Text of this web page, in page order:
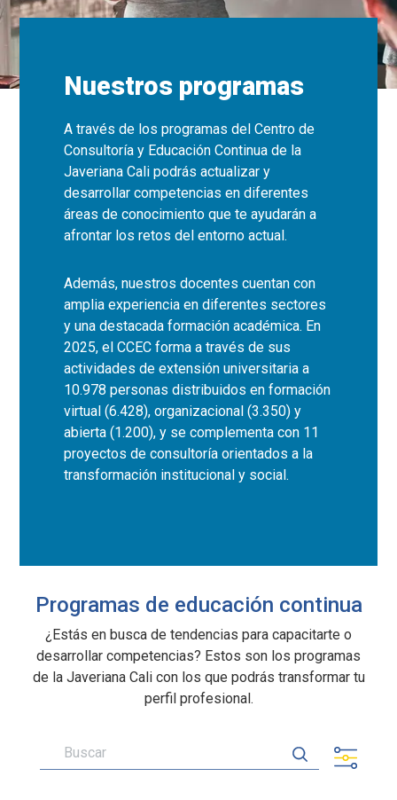
Nuestros programas
A través de los programas del Centro de
Consultoría y Educación Continua de la
Javeriana Cali podrás actualizar y
desarrollar competencias en diferentes
áreas de conocimiento que te ayudarán a
afrontar los retos del entorno actual.
Además, nuestros docentes cuentan con
amplia experiencia en diferentes sectores
y una destacada formación académica. En
2025, el CCEC forma a través de sus
actividades de extensión universitaria a
10.978 personas distribuidos en formación
virtual (6.428), organizacional (3.350) y
abierta (1.200), y se complementa con 11
proyectos de consultoría orientados a la
transformación institucional y social.
Programas de educación continua
¿Estás en busca de tendencias para capacitarte o
desarrollar competencias? Estos son los programas
de la Javeriana Cali con los que podrás transformar tu
perfil profesional.